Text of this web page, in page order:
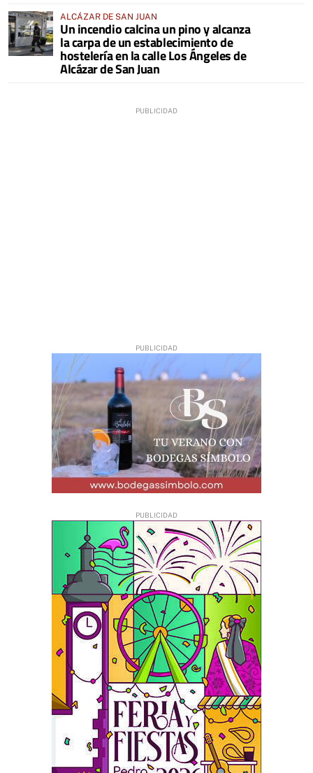
ALCÁZAR DE SAN JUAN
Un incendio calcina un pino y alcanza
la carpa de un establecimiento de
hostelería en la calle Los Ángeles de
Alcázar de San Juan